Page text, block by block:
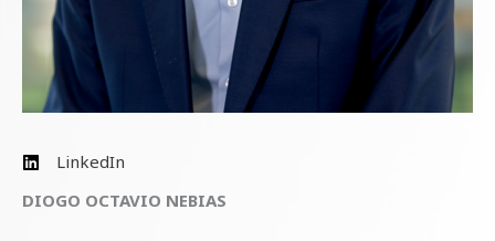
LinkedIn
DIOGO OCTAVIO NEBIAS